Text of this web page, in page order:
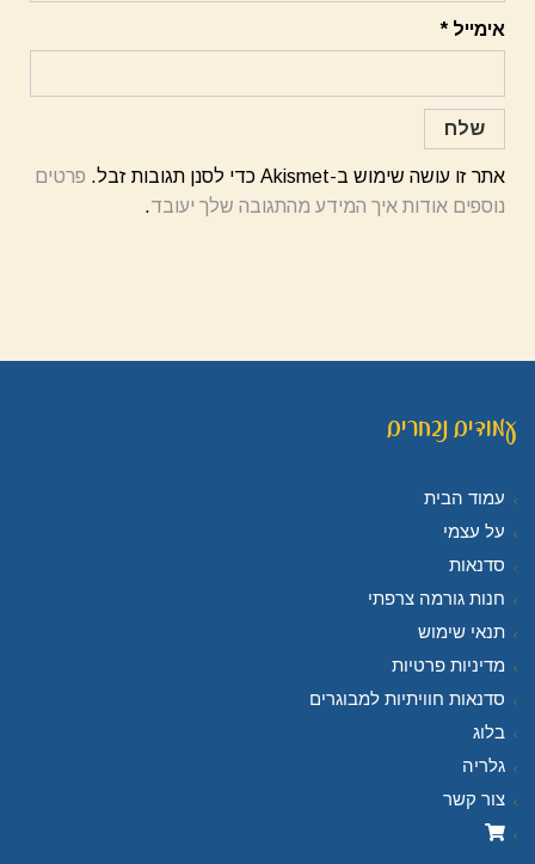
אימייל *
אתר זו עושה שימוש ב-Akismet כדי לסנן תגובות זבל.
פרטים
נוספים אודות איך המידע מהתגובה שלך יעובד.
עמודים נבחרים
עמוד הבית
על עצמי
סדנאות
חנות גורמה צרפתי
תנאי שימוש
מדיניות פרטיות
סדנאות חוויתיות למבוגרים
בלוג
גלריה
צור קשר